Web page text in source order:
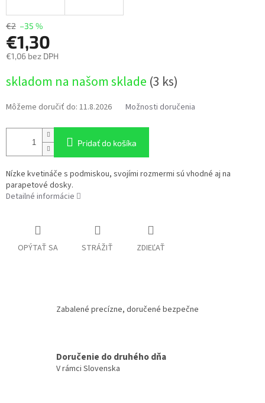
€2 –35 %
€1,30
€1,06 bez DPH
cena:
skladom na našom sklade (3 ks)
Môžeme doručiť do: 11.8.2026 Možnosti doručenia
Pridať do košíka
Nízke kvetináče s podmiskou, svojími rozmermi sú vhodné aj na
parapetové dosky.
Detailné informácie
OPÝTAŤ SA STRÁŽIŤ ZDIEĽAŤ
Zabalené precízne, doručené bezpečne
Doručenie do druhého dňa
V rámci Slovenska